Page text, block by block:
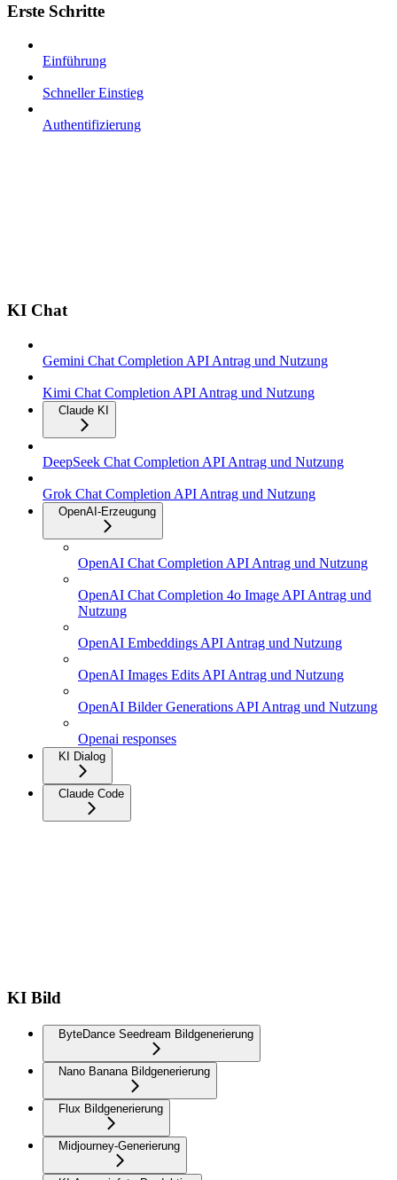
Erste Schritte
Einführung
Schneller Einstieg
Authentifizierung
KI Chat
Gemini Chat Completion API Antrag und Nutzung
Kimi Chat Completion API Antrag und Nutzung
Claude KI
DeepSeek Chat Completion API Antrag und Nutzung
Grok Chat Completion API Antrag und Nutzung
OpenAI-Erzeugung
OpenAI Chat Completion API Antrag und Nutzung
OpenAI Chat Completion 4o Image API Antrag und
Nutzung
OpenAI Embeddings API Antrag und Nutzung
OpenAI Images Edits API Antrag und Nutzung
OpenAI Bilder Generations API Antrag und Nutzung
Openai responses
KI Dialog
Claude Code
KI Bild
ByteDance Seedream Bildgenerierung
Nano Banana Bildgenerierung
Flux Bildgenerierung
Midjourney-Generierung